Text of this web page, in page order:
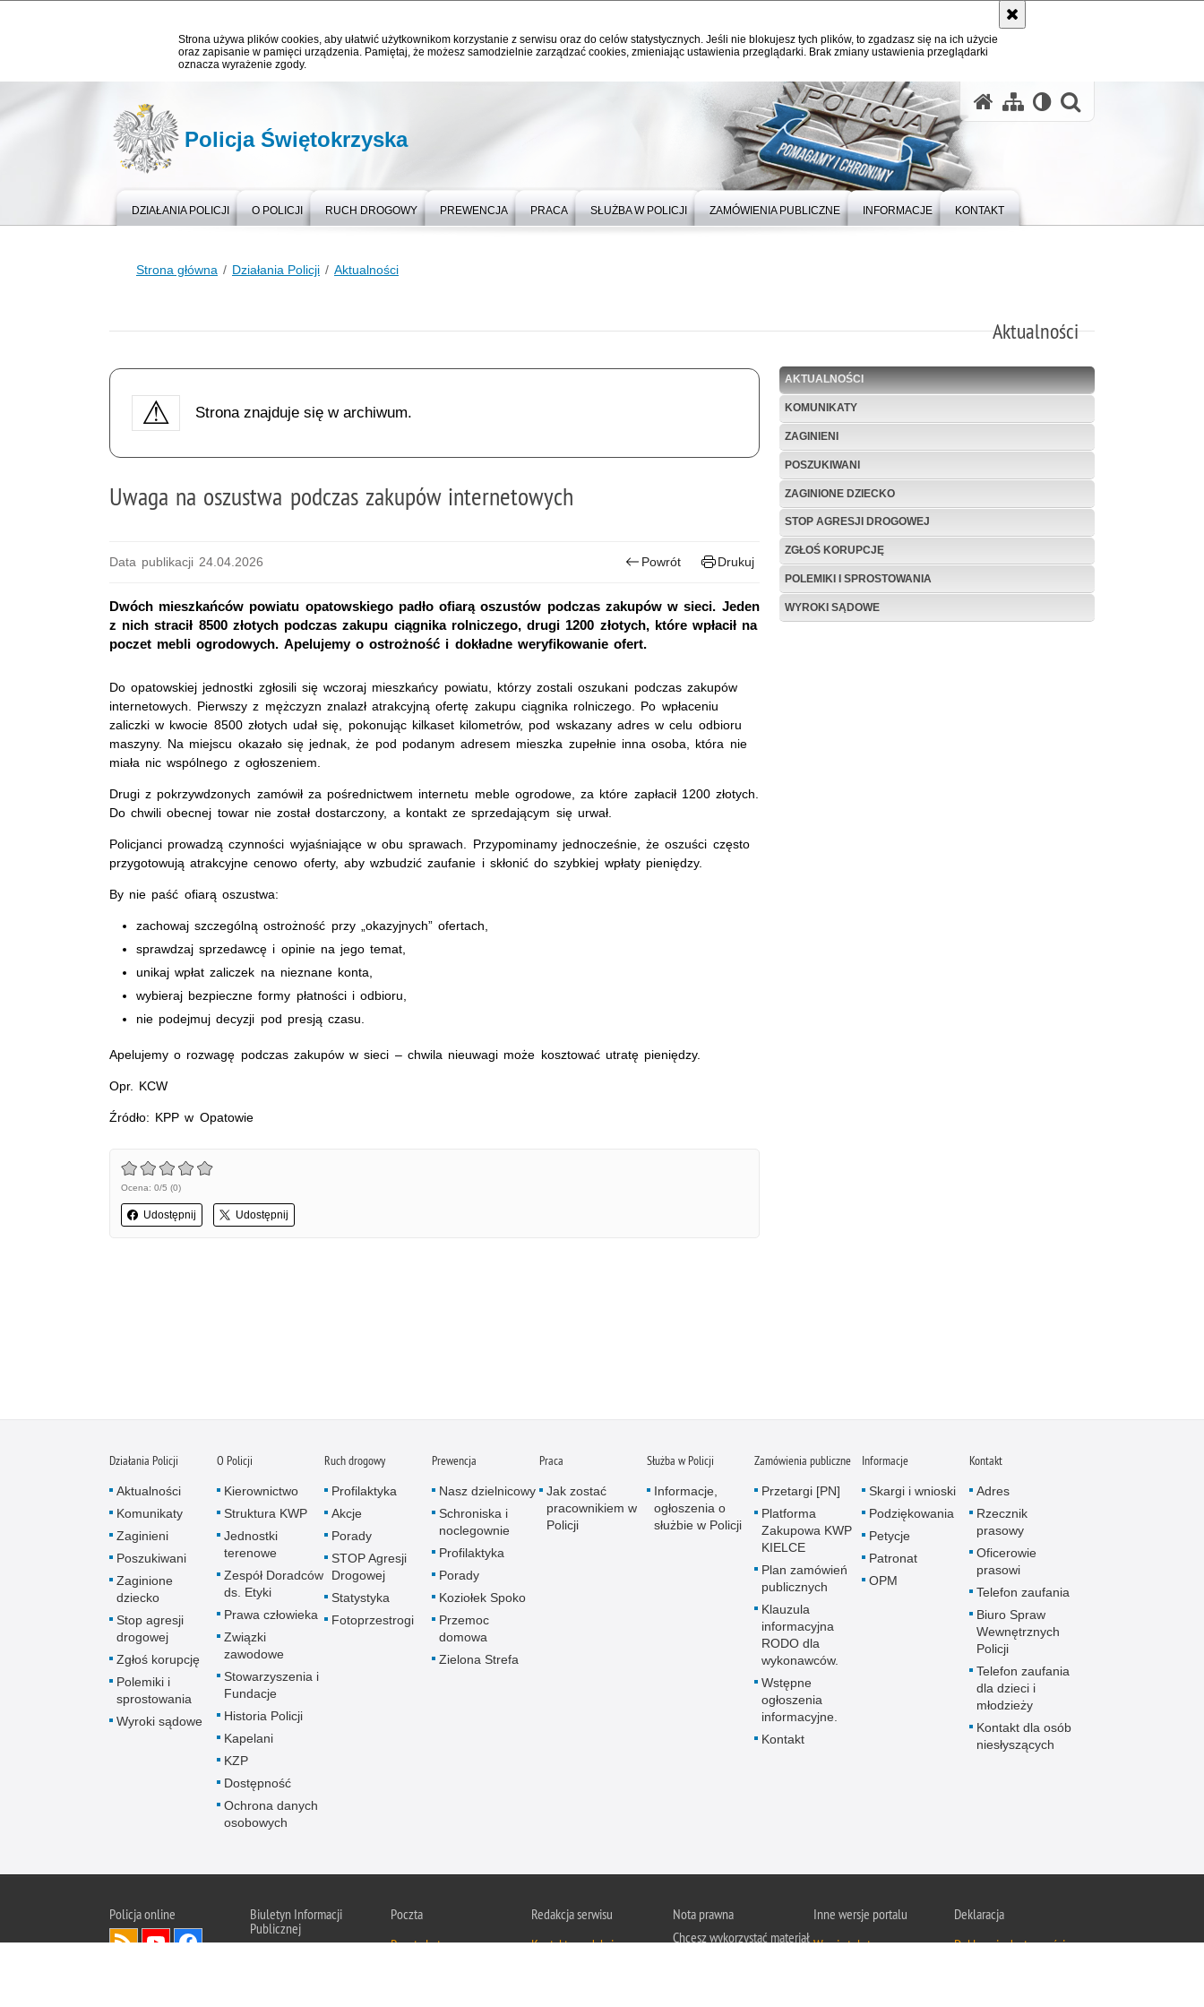
Strona używa plików cookies, aby ułatwić użytkownikom korzystanie z serwisu oraz do celów statystycznych. Jeśli nie blokujesz tych plików, to zgadzasz się na ich użycie
oraz zapisanie w pamięci urządzenia. Pamiętaj, że możesz samodzielnie zarządzać cookies, zmieniając ustawienia przeglądarki. Brak zmiany ustawienia przeglądarki
oznacza wyrażenie zgody.
Policja Świętokrzyska
DZIAŁANIA POLICJI O POLICJI RUCH DROGOWY PREWENCJA PRACA SŁUŻBA W POLICJI ZAMÓWIENIA PUBLICZNE INFORMACJE KONTAKT
Strona główna Działania Policji Aktualności
Aktualności
AKTUALNOŚCI
KOMUNIKATY
ZAGINIENI
POSZUKIWANI
ZAGINIONE DZIECKO
STOP AGRESJI DROGOWEJ
ZGŁOŚ KORUPCJĘ
POLEMIKI I SPROSTOWANIA
WYROKI SĄDOWE
Strona znajduje się w archiwum.
Uwaga na oszustwa podczas zakupów internetowych
Data publikacji 24.04.2026 Powrót Drukuj
Dwóch mieszkańców powiatu opatowskiego padło ofiarą oszustów podczas zakupów w sieci. Jeden
z nich stracił 8500 złotych podczas zakupu ciągnika rolniczego, drugi 1200 złotych, które wpłacił na
poczet mebli ogrodowych. Apelujemy o ostrożność i dokładne weryfikowanie ofert.
Do opatowskiej jednostki zgłosili się wczoraj mieszkańcy powiatu, którzy zostali oszukani podczas zakupów
internetowych. Pierwszy z mężczyzn znalazł atrakcyjną ofertę zakupu ciągnika rolniczego. Po wpłaceniu
zaliczki w kwocie 8500 złotych udał się, pokonując kilkaset kilometrów, pod wskazany adres w celu odbioru
maszyny. Na miejscu okazało się jednak, że pod podanym adresem mieszka zupełnie inna osoba, która nie
miała nic wspólnego z ogłoszeniem.
Drugi z pokrzywdzonych zamówił za pośrednictwem internetu meble ogrodowe, za które zapłacił 1200 złotych.
Do chwili obecnej towar nie został dostarczony, a kontakt ze sprzedającym się urwał.
Policjanci prowadzą czynności wyjaśniające w obu sprawach. Przypominamy jednocześnie, że oszuści często
przygotowują atrakcyjne cenowo oferty, aby wzbudzić zaufanie i skłonić do szybkiej wpłaty pieniędzy.
By nie paść ofiarą oszustwa:
zachowaj szczególną ostrożność przy „okazyjnych” ofertach,
sprawdzaj sprzedawcę i opinie na jego temat,
unikaj wpłat zaliczek na nieznane konta,
wybieraj bezpieczne formy płatności i odbioru,
nie podejmuj decyzji pod presją czasu.
Apelujemy o rozwagę podczas zakupów w sieci – chwila nieuwagi może kosztować utratę pieniędzy.
Opr. KCW
Źródło: KPP w Opatowie
Ocena: 0/5 (0)
Udostępnij Udostępnij
Działania Policji
Aktualności
Komunikaty
Zaginieni
Poszukiwani
Zaginione
dziecko
Stop agresji
drogowej
Zgłoś korupcję
Polemiki i
sprostowania
Wyroki sądowe
O Policji
Kierownictwo
Struktura KWP
Jednostki
terenowe
Zespół Doradców
ds. Etyki
Prawa człowieka
Związki
zawodowe
Stowarzyszenia i
Fundacje
Historia Policji
Kapelani
KZP
Dostępność
Ochrona danych
osobowych
Ruch drogowy
Profilaktyka
Akcje
Porady
STOP Agresji
Drogowej
Statystyka
Fotoprzestrogi
Prewencja
Nasz dzielnicowy
Schroniska i
noclegownie
Profilaktyka
Porady
Koziołek Spoko
Przemoc
domowa
Zielona Strefa
Praca
Jak zostać
pracownikiem w
Policji
Służba w Policji
Informacje,
ogłoszenia o
służbie w Policji
Zamówienia publiczne
Przetargi [PN]
Platforma
Zakupowa KWP
KIELCE
Plan zamówień
publicznych
Klauzula
informacyjna
RODO dla
wykonawców.
Wstępne
ogłoszenia
informacyjne.
Kontakt
Informacje
Skargi i wnioski
Podziękowania
Petycje
Patronat
OPM
Kontakt
Adres
Rzecznik
prasowy
Oficerowie
prasowi
Telefon zaufania
Biuro Spraw
Wewnętrznych
Policji
Telefon zaufania
dla dzieci i
młodzieży
Kontakt dla osób
niesłyszących
Policja online
Biuletyn Informacji
Publicznej
Poczta
Poczta Lotus
Redakcja serwisu
Kontakt z redakcją
Nota prawna
Chcesz wykorzystać materiał
Inne wersje portalu
Wersja tekstowa
Deklaracja
Deklaracja dostępności